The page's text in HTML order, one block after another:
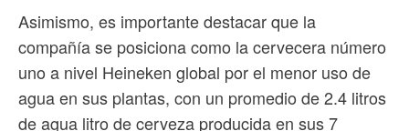
Asimismo, es importante destacar que la
compañía se posiciona como la cervecera número
uno a nivel Heineken global por el menor uso de
agua en sus plantas, con un promedio de 2.4 litros
de agua litro de cerveza producida en sus 7